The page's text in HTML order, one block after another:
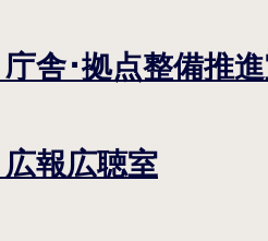
舎･拠点整備推
報広聴室